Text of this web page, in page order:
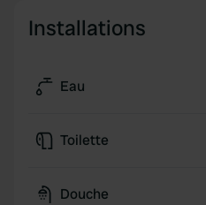
Installations
Eau
Toilette
Douche